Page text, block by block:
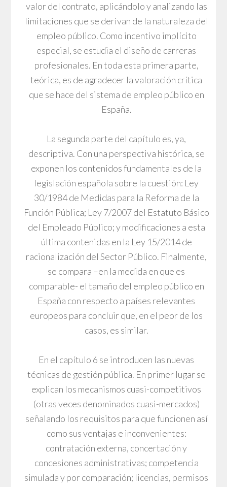
valor del contrato, aplicándolo y analizando las
limitaciones que se derivan de la naturaleza del
empleo público. Como incentivo implícito
especial, se estudia el diseño de carreras
profesionales. En toda esta primera parte,
teórica, es de agradecer la valoración crítica
que se hace del sistema de empleo público en
España.
La segunda parte del capítulo es, ya,
descriptiva. Con una perspectiva histórica, se
exponen los contenidos fundamentales de la
legislación española sobre la cuestión: Ley
30/1984 de Medidas para la Reforma de la
Función Pública; Ley 7/2007 del Estatuto Básico
del Empleado Público; y modificaciones a esta
última contenidas en la Ley 15/2014 de
racionalización del Sector Público. Finalmente,
se compara –en la medida en que es
comparable- el tamaño del empleo público en
España con respecto a países relevantes
europeos para concluir que, en el peor de los
casos, es similar.
En el capítulo 6 se introducen las nuevas
técnicas de gestión pública. En primer lugar se
explican los mecanismos cuasi-competitivos
(otras veces denominados cuasi-mercados)
señalando los requisitos para que funcionen así
como sus ventajas e inconvenientes:
contratación externa, concertación y
concesiones administrativas; competencia
simulada y por comparación; licencias, permisos